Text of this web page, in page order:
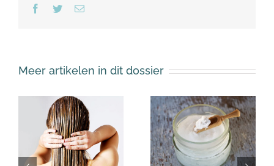
Facebook
TwitterE-
Meer artikelen in dit dossier